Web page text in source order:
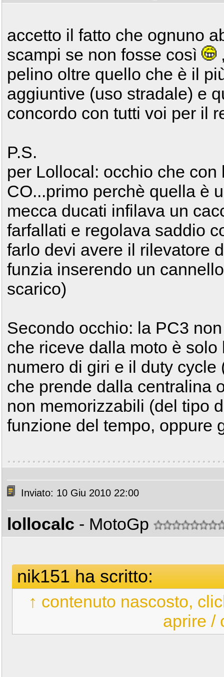
accetto il fatto che ognuno
scampi se non fosse così
pelino oltre quello che è il
aggiuntive (uso stradale) e
concordo con tutti voi per il
P.S.
per Lollocal: occhio che
CO...primo perchè quella è
mecca ducati infilava un
farfallati e regolava saddio
farlo devi avere il rilevatore
funzia inserendo un
scarico)
Secondo occhio: la PC3
che riceve dalla moto è
numero di giri e il duty
che prende dalla centralina
non memorizzabili (del tipo
funzione del tempo, oppure
Inviato: 10 Giu 2010 22:00
lollocalc - MotoGp
nik151 ha scritto:
↑ contenuto nascosto,
aprire /